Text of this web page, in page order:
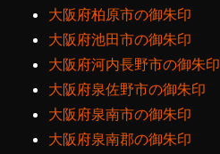
大阪府柏原市の御朱印
大阪府池田市の御朱印
大阪府河内長野市の御朱印
大阪府泉佐野市の御朱印
大阪府泉南市の御朱印
大阪府泉南郡の御朱印